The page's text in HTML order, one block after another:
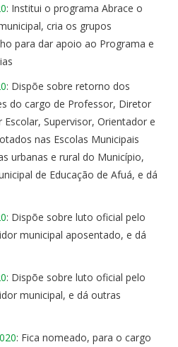
: Institui o programa Abrace o
cria os grupos
para dar apoio ao Programa e
: Dispõe sobre retorno dos
do cargo de Professor, Diretor
Escolar, Supervisor, Orientador e
nas Escolas Municipais
urbanas e rural do Município,
de Educação de Afuá, e dá
: Dispõe sobre luto oficial pelo
municipal aposentado, e dá
: Dispõe sobre luto oficial pelo
municipal, e dá outras
: Fica nomeado, para o cargo